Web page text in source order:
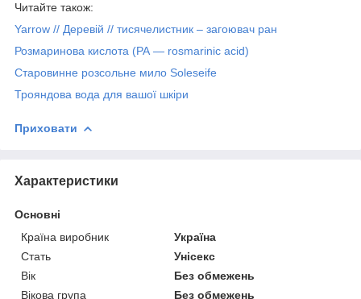
Читайте також:
Yarrow // Деревій // тисячелистник – загоювач ран
Розмаринова кислота (РА — rosmarinic acid)
Старовинне розсольне мило Soleseife
Трояндова вода для вашої шкіри
Приховати
Характеристики
Основні
Країна виробник
Україна
Стать
Унісекс
Вік
Без обмежень
Вікова група
Без обмежень